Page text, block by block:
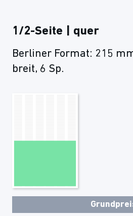
1/2-Seite | quer
Berliner Format: 215
breit, 6 Sp.